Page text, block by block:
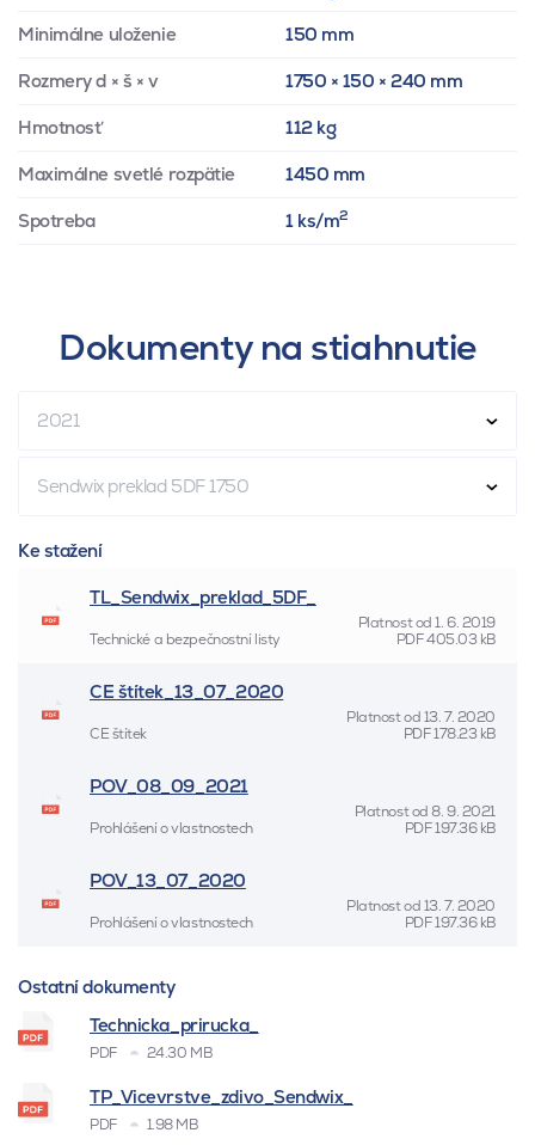
Minimálne uloženie 150 mm
Rozmery d × š × v 1750 × 150 × 240 mm
Hmotnosť 112 kg
Maximálne svetlé rozpätie 1450 mm
Spotreba 1 ks/m2
Dokumenty na stiahnutie
2021
Sendwix preklad 5DF 1750
Ke stažení
TL_Sendwix_preklad_5DF_
Platnost od1. 6. 2019
Technické a bezpečnostní listy
PDF405.03 kB
CE štítek_13_07_2020
Platnost od13. 7. 2020
CE štítek
PDF178.23 kB
POV_08_09_2021
Platnost od8. 9. 2021
Prohlášení o vlastnostech
PDF197.36 kB
POV_13_07_2020
Platnost od13. 7. 2020
Prohlášení o vlastnostech
PDF197.36 kB
Ostatní dokumenty
Technicka_prirucka_
PDF 24.30 MB
TP_Vicevrstve_zdivo_Sendwix_
PDF 1.98 MB